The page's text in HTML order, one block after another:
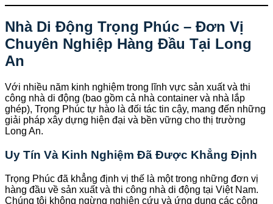
Nhà Di Động Trọng Phúc – Đơn Vị
Chuyên Nghiệp Hàng Đầu Tại Long
An
Với nhiều năm kinh nghiệm trong lĩnh vực sản xuất và thi
công nhà di động (bao gồm cả nhà container và nhà lắp
ghép), Trọng Phúc tự hào là đối tác tin cậy, mang đến những
giải pháp xây dựng hiện đại và bền vững cho thị trường
Long An.
Uy Tín Và Kinh Nghiệm Đã Được Khẳng Định
Trọng Phúc đã khẳng định vị thế là một trong những đơn vị
hàng đầu về sản xuất và thi công nhà di động tại Việt Nam.
Chúng tôi không ngừng nghiên cứu và ứng dụng các công